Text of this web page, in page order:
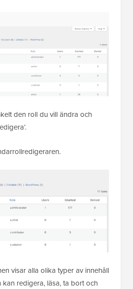
den roll du vill ändra och
visar alla olika typer av innehåll
redigera, läsa, ta bort och